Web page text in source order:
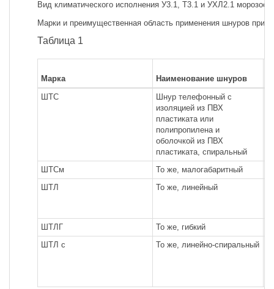
Вид климатического исполнения У3.1, Т3.1 и УХЛ2.1
Марки и преимущественная область применения шнуров
Таблица 1
Марка Наименование шнуров
ШТС
Шнур телефонный с
изоляцией из ПВХ
пластиката или
полипропилена и
оболочкой из ПВХ
пластиката, спиральный
ШТСм То же, малогабаритный
ШТЛ
То же, линейный
ШТЛГ
То же, гибкий
ШТЛ с
То же, линейно-спиральный